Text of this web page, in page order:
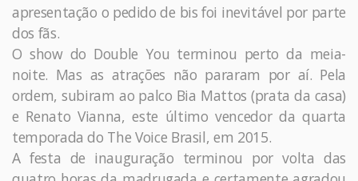
apresentação o pedido de bis foi inevitável por parte
dos fãs.
O show do Double You terminou perto da meia-
noite. Mas as atrações não pararam por aí. Pela
ordem, subiram ao palco Bia Mattos (prata da casa)
e Renato Vianna, este último vencedor da quarta
temporada do The Voice Brasil, em 2015.
A festa de inauguração terminou por volta das